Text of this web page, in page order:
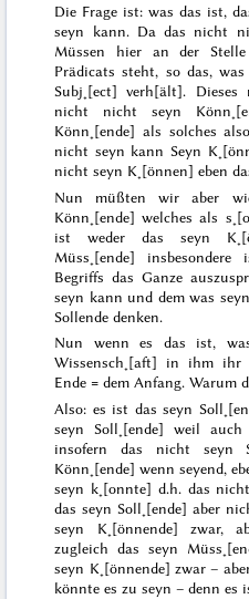
Die Frage ist: was das ist,
seyn kann. Da das nicht
Müssen hier an der Stelle
Prädicats steht, so das,
Subj˖[ect] verh[ält].
nicht nicht seyn
Könn˖[ende] als solches
nicht seyn kann Seyn
nicht seyn K˖[önnen] eben
Nun müßten wir aber
Könn˖[ende] welches als
ist weder das seyn
Müss˖[ende]
Begriffs das Ganze
seyn kann und dem was
Sollende denken.
Nun wenn es das ist,
Wissensch˖[aft] in ihm
Ende = dem Anfang. Warum
Also: es ist das seyn
seyn Soll˖[ende] weil
insofern das nicht seyn
Könn˖[ende] wenn seyend,
seyn k˖[onnte] d.h. das
das seyn Soll˖[ende] aber
seyn K˖[önnende] zwar,
zugleich das seyn
seyn K˖[önnende] zwar –
könnte es zu seyn – denn es